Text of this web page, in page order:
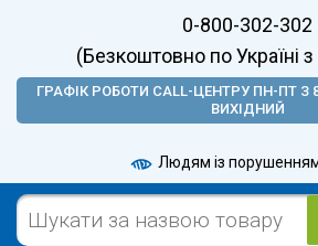
0-800-302-302
(Безкоштовно по Україні
ГРАФІК РОБОТИ CALL-ЦЕНТРУ ПН-ПТ З
ВИХІДНИЙ
Людям із